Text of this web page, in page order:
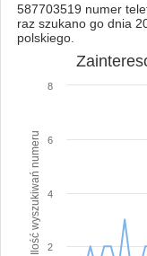
587703519 numer
raz szukano go dnia
polskiego.
Ilość wyszukiwań numeru 2
4
6
8